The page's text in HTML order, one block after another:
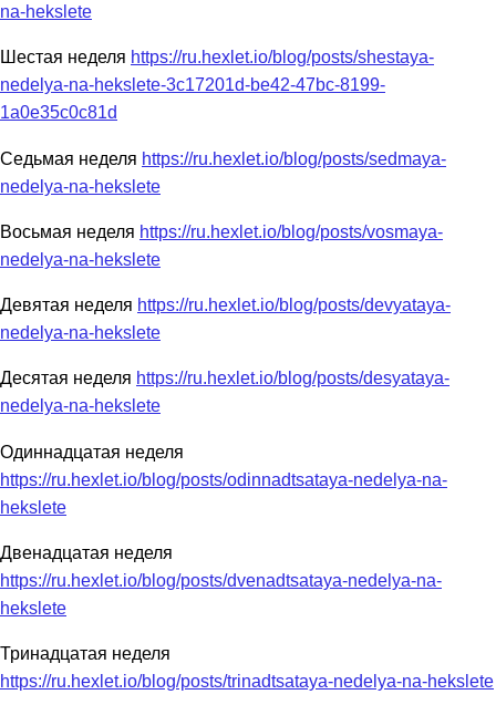
na-hekslete
Шестая неделя https://ru.hexlet.io/blog/posts/shestaya-
nedelya-na-hekslete-3c17201d-be42-47bc-8199-
1a0e35c0c81d
Седьмая неделя https://ru.hexlet.io/blog/posts/sedmaya-
nedelya-na-hekslete
Восьмая неделя https://ru.hexlet.io/blog/posts/vosmaya-
nedelya-na-hekslete
Девятая неделя https://ru.hexlet.io/blog/posts/devyataya-
nedelya-na-hekslete
Десятая неделя https://ru.hexlet.io/blog/posts/desyataya-
nedelya-na-hekslete
Одиннадцатая неделя
https://ru.hexlet.io/blog/posts/odinnadtsataya-nedelya-na-
hekslete
Двенадцатая неделя
https://ru.hexlet.io/blog/posts/dvenadtsataya-nedelya-na-
hekslete
Тринадцатая неделя
https://ru.hexlet.io/blog/posts/trinadtsataya-nedelya-na-hekslete